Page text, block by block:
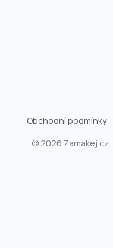
Obchodní podmínky
© 2026 Zamakej.cz.